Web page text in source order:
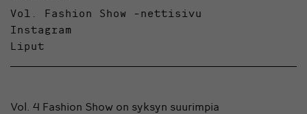
Vol. Fashion Show -nettisivu
Instagram
Liput
Vol. 4 Fashion Show on syksyn suurimpia